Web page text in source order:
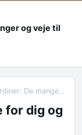
og veje til
Gardiner: De mange fordele for dig og dit hjem
for dig og